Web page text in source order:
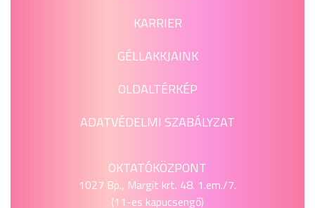
KARRIER
GÉLLAKKJAINK
OLDALTÉRKÉP
ADATVÉDELMI SZABÁLYZAT
OKTATÓKÖZPONT
1027 Bp., Margit krt. 48. 1.em./7.
(11-es kapucsengő)